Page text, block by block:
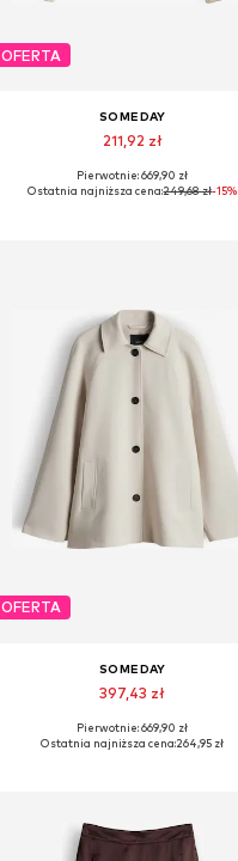
OFERTA
SOMEDAY
211,92 zł
Dostępne rozmiary: M, L, XL
Pierwotnie: 669,90 zł
Ostatnia najniższa cena:249,68 zł-15%
OFERTA
SOMEDAY
397,43 zł
Dostępne rozmiary: XS, S
Pierwotnie: 669,90 zł
Ostatnia najniższa cena:264,95 zł